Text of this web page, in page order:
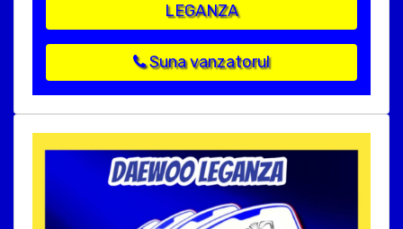
LEGANZA
Suna vanzatorul